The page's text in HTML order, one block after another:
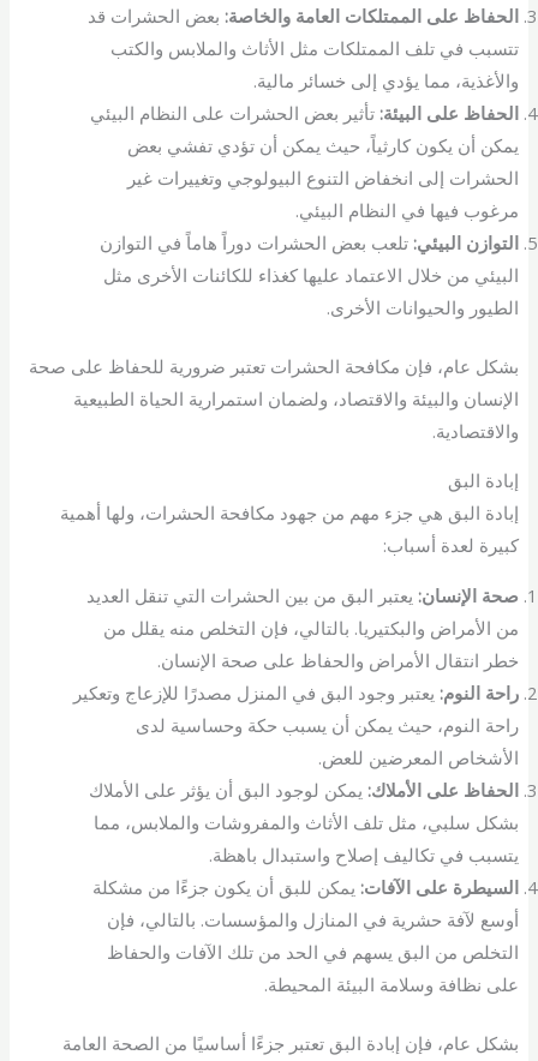
الحفاظ على الممتلكات العامة والخاصة: بعض الحشرات قد
تتسبب في تلف الممتلكات مثل الأثاث والملابس والكتب
والأغذية، مما يؤدي إلى خسائر مالية.
الحفاظ على البيئة: تأثير بعض الحشرات على النظام البيئي
يمكن أن يكون كارثياً، حيث يمكن أن تؤدي تفشي بعض
الحشرات إلى انخفاض التنوع البيولوجي وتغييرات غير
مرغوب فيها في النظام البيئي.
التوازن البيئي: تلعب بعض الحشرات دوراً هاماً في التوازن
البيئي من خلال الاعتماد عليها كغذاء للكائنات الأخرى مثل
الطيور والحيوانات الأخرى.
بشكل عام، فإن مكافحة الحشرات تعتبر ضرورية للحفاظ على صحة
الإنسان والبيئة والاقتصاد، ولضمان استمرارية الحياة الطبيعية
والاقتصادية.
إبادة البق
إبادة البق هي جزء مهم من جهود مكافحة الحشرات، ولها أهمية
كبيرة لعدة أسباب:
صحة الإنسان: يعتبر البق من بين الحشرات التي تنقل العديد
من الأمراض والبكتيريا. بالتالي، فإن التخلص منه يقلل من
خطر انتقال الأمراض والحفاظ على صحة الإنسان.
راحة النوم: يعتبر وجود البق في المنزل مصدرًا للإزعاج وتعكير
راحة النوم، حيث يمكن أن يسبب حكة وحساسية لدى
الأشخاص المعرضين للعض.
الحفاظ على الأملاك: يمكن لوجود البق أن يؤثر على الأملاك
بشكل سلبي، مثل تلف الأثاث والمفروشات والملابس، مما
يتسبب في تكاليف إصلاح واستبدال باهظة.
السيطرة على الآفات: يمكن للبق أن يكون جزءًا من مشكلة
أوسع لآفة حشرية في المنازل والمؤسسات. بالتالي، فإن
التخلص من البق يسهم في الحد من تلك الآفات والحفاظ
على نظافة وسلامة البيئة المحيطة.
بشكل عام، فإن إبادة البق تعتبر جزءًا أساسيًا من الصحة العامة